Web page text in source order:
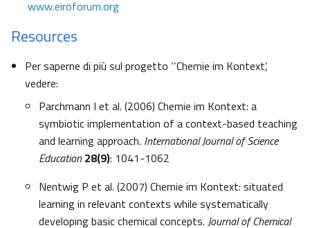
www.eiroforum.org
Resources
Per saperne di più sul progetto ‘‘Chemie im Kontext’,
vedere:
Parchmann I et al. (2006) Chemie im Kontext: a
symbiotic implementation of a context-based teaching
and learning approach. International Journal of Science
Education 28(9): 1041-1062
Nentwig P et al. (2007) Chemie im Kontext: situated
learning in relevant contexts while systematically
developing basic chemical concepts. Journal of Chemical